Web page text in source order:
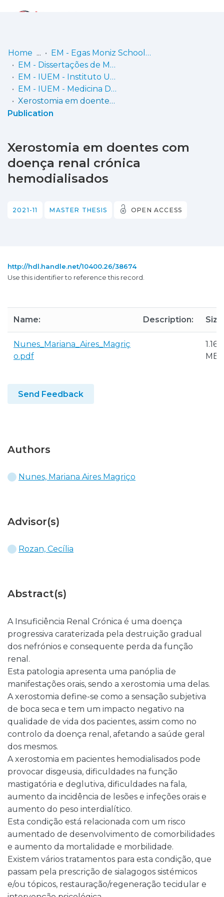
Communities
& Collections
Browse repository
Statistics
Home
EM - Egas Moniz School of Health & Science
EM - Dissertações de Mestrado
EM - IUEM - Instituto Universitário Egas Moniz
EM - IUEM - Medicina Dentária
Xerostomia em doentes com doença renal crónica hemodialisados
Publication
Xerostomia em doentes com
doença renal crónica
hemodialisados
2021-11 MASTER THESIS OPEN ACCESS
http://hdl.handle.net/10400.26/38674
Use this identifier to reference this record.
Name: Description:
Nunes_Mariana_Aires_Magriç
o.pdf
1.16
MB
Send Feedback
Authors
Nunes, Mariana Aires Magriço
Advisor(s)
Rozan, Cecília
Abstract(s)
A Insuficiência Renal Crónica é uma doença
progressiva caraterizada pela destruição gradual
dos nefrónios e consequente perda da função
renal.
Esta patologia apresenta uma panóplia de
manifestações orais, sendo a xerostomia uma delas.
A xerostomia define-se como a sensação subjetiva
de boca seca e tem um impacto negativo na
qualidade de vida dos pacientes, assim como no
controlo da doença renal, afetando a saúde geral
dos mesmos.
A xerostomia em pacientes hemodialisados pode
provocar disgeusia, dificuldades na função
mastigatória e deglutiva, dificuldades na fala,
aumento da incidência de lesões e infeções orais e
aumento do peso interdialítico.
Esta condição está relacionada com um risco
aumentado de desenvolvimento de comorbilidades
e aumento da mortalidade e morbilidade.
Existem vários tratamentos para esta condição, que
passam pela prescrição de sialagogos sistémicos
e/ou tópicos, restauração/regeneração tecidular e